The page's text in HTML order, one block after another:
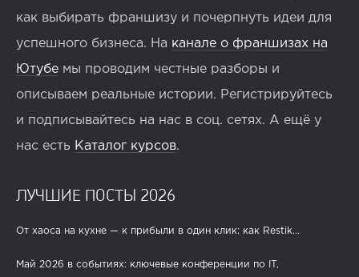
как выбирать франшизу и почерпнуть идеи для
успешного бизнеса. На канале о франшизах на
Ютубе мы проводим честные разборы и
описываем реальные истории. Регистрируйтесь
и подписывайтесь на нас в соц. сетях. А ещё у
нас есть Каталог курсов.
ЛУЧШИЕ ПОСТЫ 2026
От хаоса на кухне — к прибыли в один клик: как Restik...
Май 2026 в событиях: ключевые конференции по IT,